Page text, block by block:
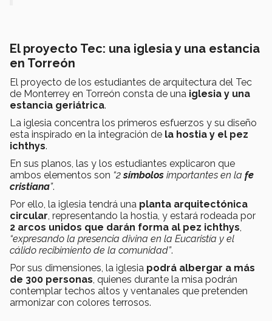
El proyecto Tec: una iglesia y una estancia
en Torreón
El proyecto de los estudiantes de arquitectura del Tec
de Monterrey en Torreón consta de una iglesia y una
estancia geriátrica.
La iglesia concentra los primeros esfuerzos y su diseño
esta inspirado en la integración de la hostia y el pez
ichthys.
En sus planos, las y los estudiantes explicaron que
ambos elementos son “2símbolos importantes en la fe
cristiana”.
Por ello, la iglesia tendrá una planta arquitectónica
circular , representando la hostia, y estará rodeada por
2 arcos unidos que darán forma al pez ichthys
“expresando la presencia divina en la Eucaristía y el
cálido recibimiento de la comunidad”.
Por sus dimensiones, la iglesia podrá albergar a más
de 300 personas , quienes durante la misa podrán
contemplar techos altos y ventanales que pretenden
armonizar con colores terrosos.